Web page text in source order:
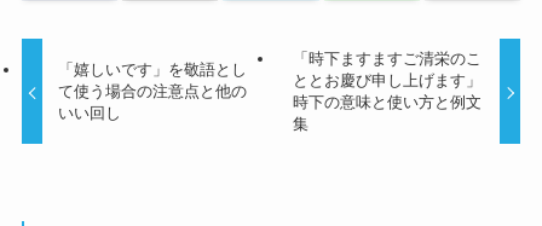
「嬉しいです」を敬語とし
て使う場合の注意点と他の
いい回し
「時下ますますご清栄のこ
ととお慶び申し上げます」
時下の意味と使い方と例文
集